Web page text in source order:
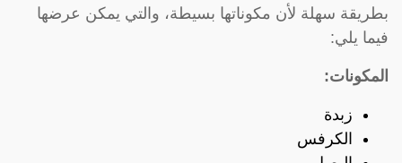
بطريقة سهلة لأن مكوناتها بسيطة، والتي يمكن عرضها
فيما يلي:
المكونات:
زبدة
الكرفس